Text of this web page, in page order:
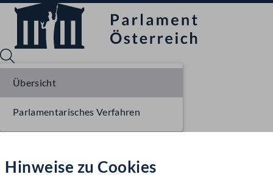
Hilfe
Hinweise zu Cookies
Übersicht
Parlamentarisches Verfahren